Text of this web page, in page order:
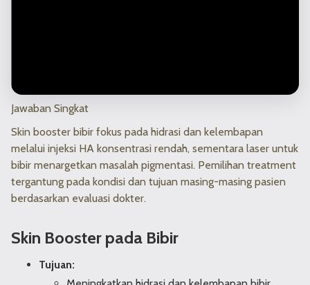
Jawaban Singkat
Skin booster bibir fokus pada hidrasi dan kelembapan
melalui injeksi HA konsentrasi rendah, sementara laser untuk
bibir menargetkan masalah pigmentasi. Pemilihan treatment
tergantung pada kondisi dan tujuan masing-masing pasien
berdasarkan evaluasi dokter.
Skin Booster pada Bibir
Tujuan: